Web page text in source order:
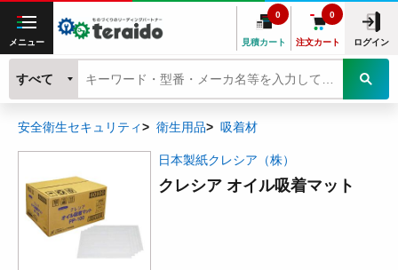
メニュー 見積カート
0
注文カート
0
ログイン
すべて
安全衛生セキュリティ 衛生用品 吸着材
日本製紙クレシア（株）
クレシア オイル吸着マット